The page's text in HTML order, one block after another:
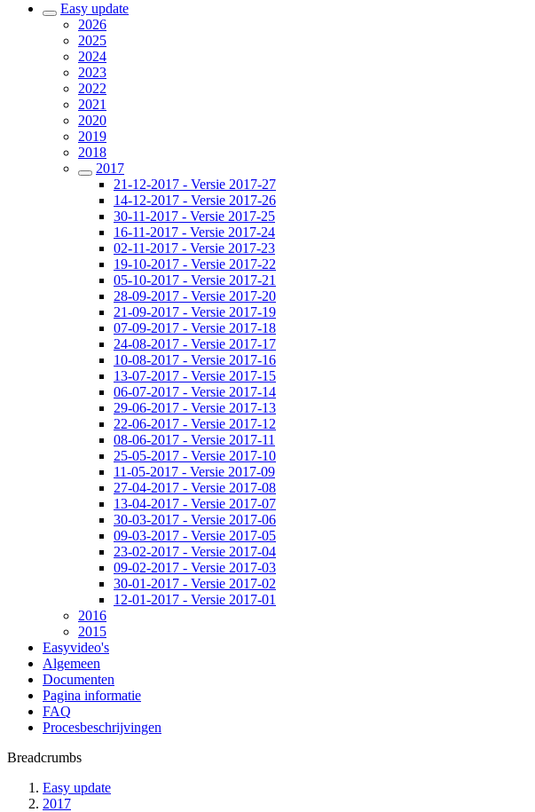
Easy update
2026
2025
2024
2023
2022
2021
2020
2019
2018
2017
21-12-2017 - Versie 2017-27
14-12-2017 - Versie 2017-26
30-11-2017 - Versie 2017-25
16-11-2017 - Versie 2017-24
02-11-2017 - Versie 2017-23
19-10-2017 - Versie 2017-22
05-10-2017 - Versie 2017-21
28-09-2017 - Versie 2017-20
21-09-2017 - Versie 2017-19
07-09-2017 - Versie 2017-18
24-08-2017 - Versie 2017-17
10-08-2017 - Versie 2017-16
13-07-2017 - Versie 2017-15
06-07-2017 - Versie 2017-14
29-06-2017 - Versie 2017-13
22-06-2017 - Versie 2017-12
08-06-2017 - Versie 2017-11
25-05-2017 - Versie 2017-10
11-05-2017 - Versie 2017-09
27-04-2017 - Versie 2017-08
13-04-2017 - Versie 2017-07
30-03-2017 - Versie 2017-06
09-03-2017 - Versie 2017-05
23-02-2017 - Versie 2017-04
09-02-2017 - Versie 2017-03
30-01-2017 - Versie 2017-02
12-01-2017 - Versie 2017-01
2016
2015
Easyvideo's
Algemeen
Documenten
Pagina informatie
FAQ
Procesbeschrijvingen
Breadcrumbs
Easy update
2017